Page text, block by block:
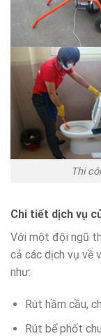
Thi
Chi tiết dịch vụ
Với một đội ngũ
cả các dịch vụ về
như:
Rút hầm cầu,
Rút bể phốt